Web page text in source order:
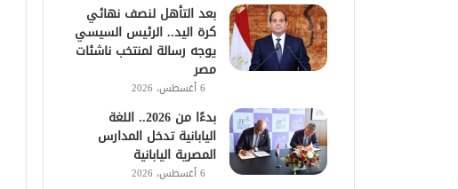
بعد التأهل لنصف نهائي
كرة اليد.. الرئيس السيسي
يوجه رسالة لمنتخب ناشئات
مصر
6 أغسطس، 2026
بدءًا من 2026.. اللغة
اليابانية تدخل المدارس
المصرية اليابانية
6 أغسطس، 2026